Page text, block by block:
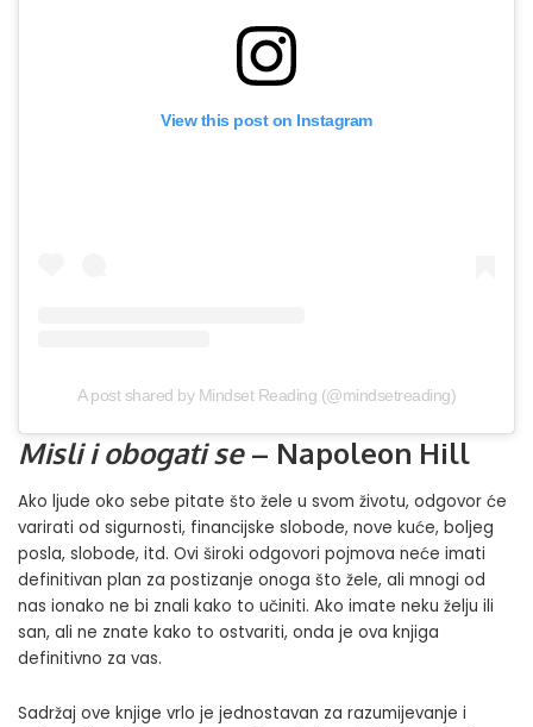
View this post on Instagram
A post shared by Mindset Reading (@mindsetreading)
Misli i obogati se– Napoleon Hill
Ako ljude oko sebe pitate što žele u svom životu, odgovor će
varirati od sigurnosti, financijske slobode, nove kuće, boljeg
posla, slobode, itd. Ovi široki odgovori pojmova neće imati
definitivan plan za postizanje onoga što žele, ali mnogi od
nas ionako ne bi znali kako to učiniti. Ako imate neku želju ili
san, ali ne znate kako to ostvariti, onda je ova knjiga
definitivno za vas.
Sadržaj ove knjige vrlo je jednostavan za razumijevanje i